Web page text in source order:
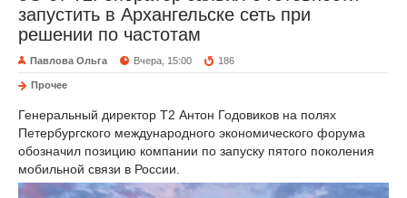
запустить в Архангельске сеть при
решении по частотам
Павлова Ольга Вчера, 15:00 186
Прочее
Генеральный директор Т2 Антон Годовиков на полях
Петербургского международного экономического форума
обозначил позицию компании по запуску пятого поколения
мобильной связи в России.